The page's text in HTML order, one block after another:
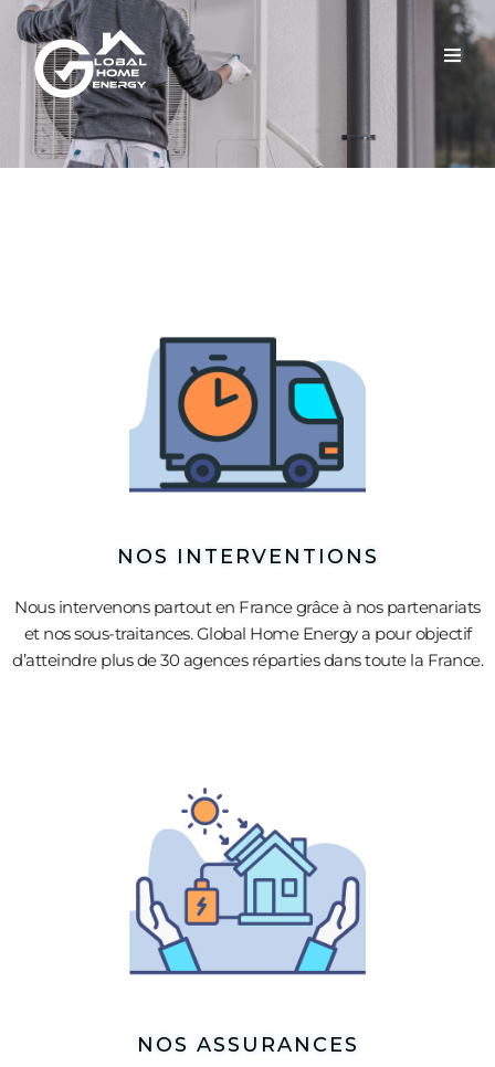
NOS INTERVENTIONS
Nous intervenons partout en France grâce à nos partenariats
et nos sous-traitances. Global Home Energy a pour objectif
d’atteindre plus de 30 agences réparties dans toute la France.
NOS ASSURANCES